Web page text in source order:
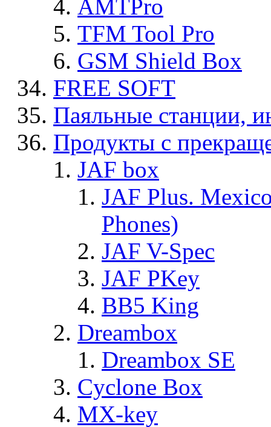
AMTPro
TFM Tool Pro
GSM Shield Box
FREE SOFT
Паяльные станции,
Продукты с
JAF box
JAF Plus.
Phones)
JAF V-Spec
JAF PKey
BB5 King
Dreambox
Dreambox SE
Cyclone Box
MX-key